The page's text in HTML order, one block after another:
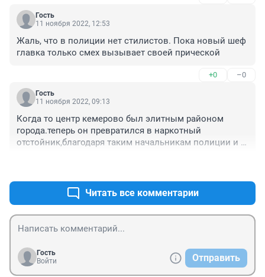
город.вся власть продажная
Гость
11 ноября 2022, 12:53
Жаль, что в полиции нет стилистов. Пока новый шеф
главка только смех вызывает своей прической
+0 –0
Гость
11 ноября 2022, 09:13
Когда то центр кемерово был элитным районом
города.теперь он превратился в наркотный
отстойник,благодаря таким начальникам полиции и
Читать все комментарии
Гость
Войти
Отправить